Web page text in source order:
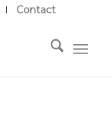
Contact